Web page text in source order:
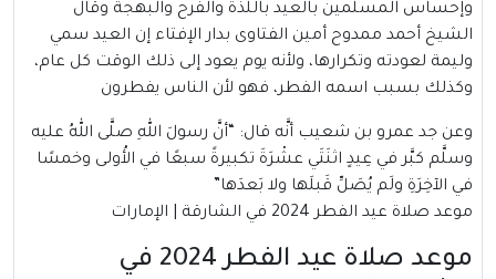
وإحساس المسلمين بالعيد باللذة والفرح والبهجة وقال
الشيخ أحمد ممدوح أمين الفتاوى بدار الإفتاء إن العيد سمي
وليمة لعودته وتكرارها، ولأنه يوم يعود إلى ذلك الوقت كل عام،
وكذلك بسبب اسمه الفطر، فهو لأن الناس يفطرون
وعن جد عمرو بن شعيب أنَّه قال: “أنَّ رسولَ اللهِ صلَّى اللهُ عليه
وسلَّم كبَّر في عِيدٍ اثنَتَي عشْرَةَ تكبيرةً سبعًا في الأُولى وخمسًا
في الآخِرَةِ ولَم يُصَلِّ قَبلَها ولا بَعدَها”
موعد صلاة عيد الفطر 2024 في الشارقة | الإمارات
موعد صلاة عيد الفطر 2024 في